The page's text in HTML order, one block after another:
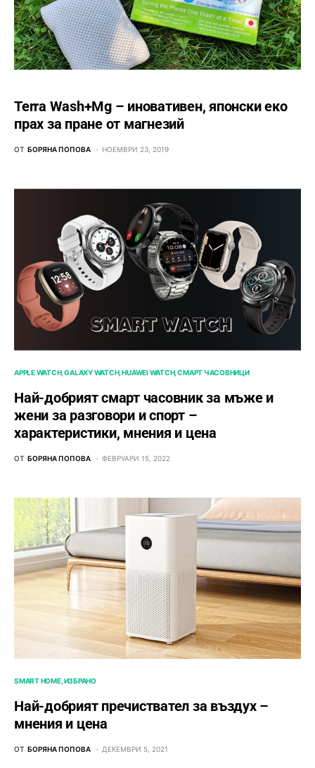
Terra Wash+Mg – иновативен, японски еко
прах за пране от магнезий
ОТ БОРЯНА ПОПОВА НОЕМВРИ 23, 2019
APPLE WATCH GALAXY WATCH HUAWEI WATCH СМАРТ ЧАСОВНИЦИ
Най-добрият смарт часовник за мъже и
жени за разговори и спорт –
характеристики, мнения и цена
ОТ БОРЯНА ПОПОВА ФЕВРУАРИ 15, 2022
SMART HOME ИЗБРАНО
Най-добрият пречиствател за въздух –
мнения и цена
ОТ БОРЯНА ПОПОВА ДЕКЕМВРИ 5, 2021